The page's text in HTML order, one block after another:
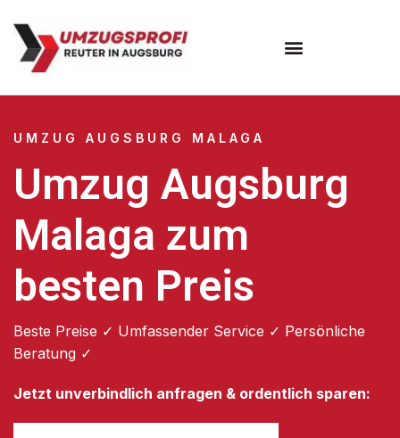
UMZUG AUGSBURG MALAGA
Umzug Augsburg
Malaga zum
besten Preis
Beste Preise ✓ Umfassender Service ✓ Persönliche
Beratung ✓
Jetzt unverbindlich anfragen & ordentlich sparen: